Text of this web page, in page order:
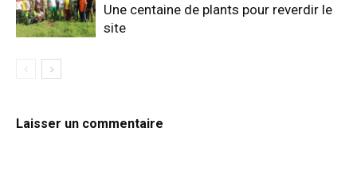
Une centaine de plants pour reverdir le
site
Laisser un commentaire